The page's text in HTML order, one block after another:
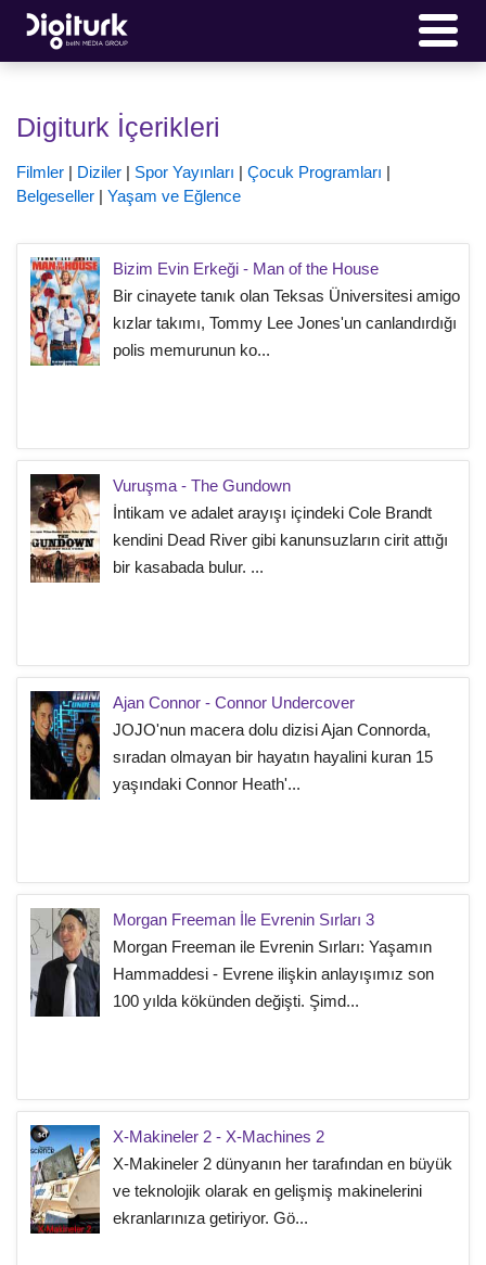
Digiturk İçerikleri
Filmler | Diziler | Spor Yayınları | Çocuk Programları |
Belgeseller | Yaşam ve Eğlence
Bizim Evin Erkeği - Man of the House
Bir cinayete tanık olan Teksas Üniversitesi amigo
kızlar takımı, Tommy Lee Jones'un canlandırdığı
polis memurunun ko...
Vuruşma - The Gundown
İntikam ve adalet arayışı içindeki Cole Brandt
kendini Dead River gibi kanunsuzların cirit attığı
bir kasabada bulur. ...
Ajan Connor - Connor Undercover
JOJO'nun macera dolu dizisi Ajan Connorda,
sıradan olmayan bir hayatın hayalini kuran 15
yaşındaki Connor Heath'...
Morgan Freeman İle Evrenin Sırları 3
Morgan Freeman ile Evrenin Sırları: Yaşamın
Hammaddesi - Evrene ilişkin anlayışımız son
100 yılda kökünden değişti. Şimd...
X-Makineler 2 - X-Machines 2
X-Makineler 2 dünyanın her tarafından en büyük
ve teknolojik olarak en gelişmiş makinelerini
ekranlarınıza getiriyor. Gö...